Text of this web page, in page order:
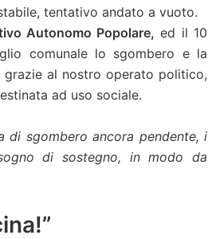
tentativo andato a vuoto.
Autonomo Popolare, ed il 10
comunale lo sgombero e la
grazie al nostro operato politico,
ad uso sociale.
di sgombero ancora pendente, i
di sostegno, in modo da